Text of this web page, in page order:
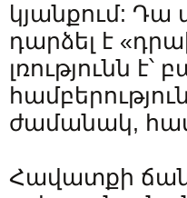
կյանքում: Դա
դարձել է
լռությունն
ժամանակ,
Հավատքի